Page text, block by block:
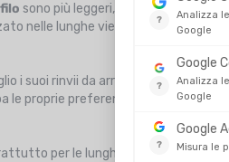
sono più leggeri, non si ghiacciano
nelle lunghe vie, nell'alpinismo e in
i suoi rinvii da arrampicata
le proprie preferenze, ma alcuni
per le lunghe vie o per chi è in